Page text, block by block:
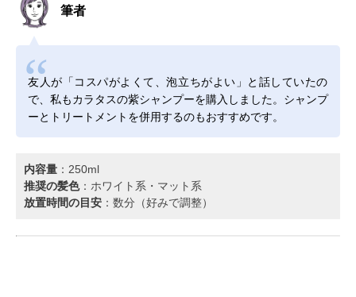
筆者
友人が「コスパがよくて、泡立ちがよい」と話していたの
で、私もカラタスの紫シャンプーを購入しました。シャンプ
ーとトリートメントを併用するのもおすすめです。
内容量 ：250ml
推奨の髪色：ホワイト系・マット系
放置時間の目安 ：数分（好みで調整）